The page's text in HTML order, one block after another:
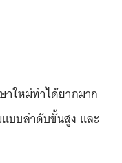
าใหม่ทำได้ยากมาก
บบลำดับขั้นสูง และ